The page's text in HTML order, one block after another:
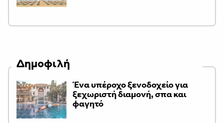
Δημοφιλή
Ένα υπέροχο ξενοδοχείο για
ξεχωριστή διαμονή, σπα και
φαγητό